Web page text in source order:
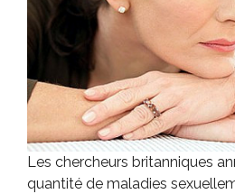
Les chercheurs britanniques
quantité de maladies